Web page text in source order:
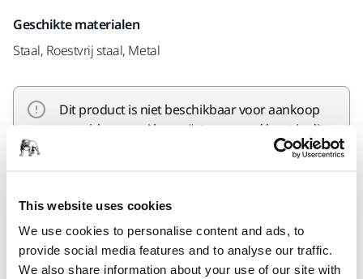
This website uses cookies
We use cookies to personalise content and ads, to
provide social media features and to analyse our traffic.
We also share information about your use of our site with
Geschikte materialen
Staal, Roestvrij staal, Metal
Dit product is niet beschikbaar voor aankoop
op mirka.com. Als u geïnteresseerd bent in dit
product, kunt u contact opnemen met onze
Contact opnemen met de klantenservice